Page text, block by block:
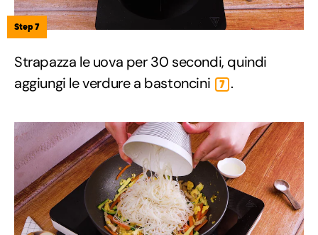
Step 7
Strapazza le uova per 30 secondi, quindi
aggiungi le verdure a bastoncini
7 .